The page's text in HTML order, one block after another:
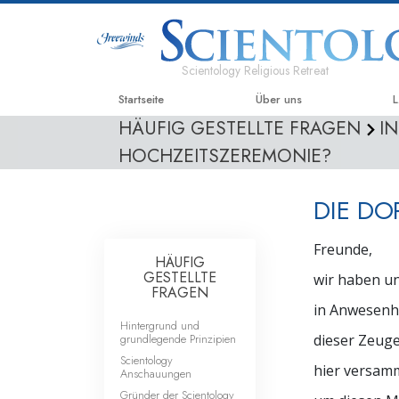
Scientology Religious Retreat
Startseite Über uns
HÄUFIG GESTELLTE FRAGEN
HOCHZEITSZEREMONIE?
DIE
Freunde,
wir haben
in
dieser
hier
HÄUFIG
GESTELLTE
FRAGEN
Hintergrund und
grundlegende Prinzipien
Scientology
Anschauungen
Gründer der Scientology